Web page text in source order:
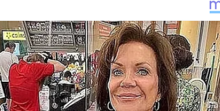
Eiweiß unterziehen und die